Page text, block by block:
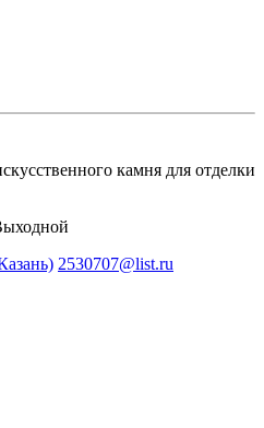
камня для отделки
2530707@list.ru